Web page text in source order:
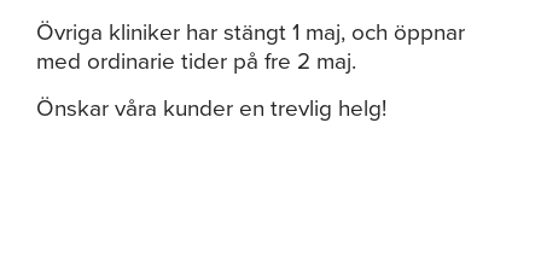
Övriga kliniker har stängt 1 maj, och öppnar
med ordinarie tider på fre 2 maj.
Önskar våra kunder en trevlig helg!